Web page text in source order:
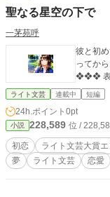
聖なる星空の下で
一茅苑呼
彼と初
ってから。 これは、私と彼の49日間──残酷な奇
ライト文芸 連載中 短編
24h.ポイント 0pt
小説 228,589 位 /
初恋 ライト文芸大賞
夢
ライト文芸 恋愛